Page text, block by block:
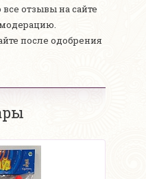
отзывы на сайте
после одобрения